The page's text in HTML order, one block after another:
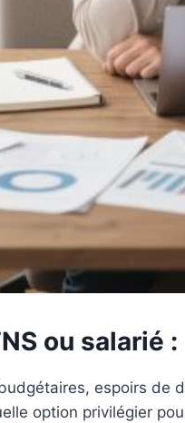
ou salarié
espoirs de
option privilégier